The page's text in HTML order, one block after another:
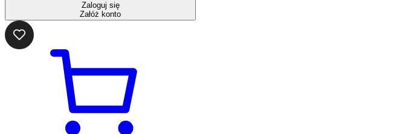
Zaloguj się
Załóż konto